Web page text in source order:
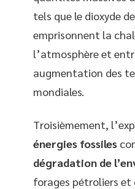
tels que le dioxyde
emprisonnent la
l’atmosphère et
augmentation des
mondiales.
Troisièmement,
énergies fossiles
dégradation de
forages pétroliers et